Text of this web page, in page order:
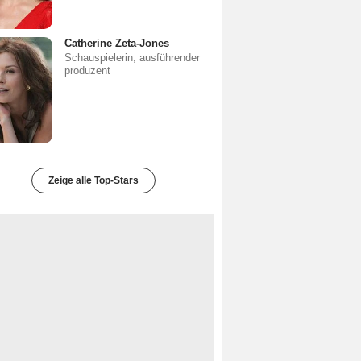
Catherine Zeta-Jones
Schauspielerin, ausführender
produzent
Zeige alle Top-Stars